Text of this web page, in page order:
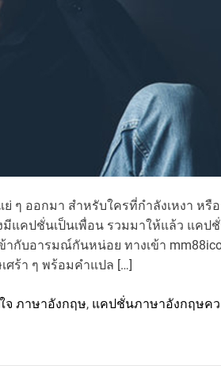
ๆ ออกมา สำหรับใครที่กำลังเหงา หรื
มีแคปชั่นเป็นเพื่อน รวมมาให้แล้ว แคป
กับอารมณ์กันหน่อย ทางเข้า
ศร้า ๆ พร้อมคําแปล […]
จ ภาษาอังกฤษ, แคปชั่นภาษาอังกฤษค